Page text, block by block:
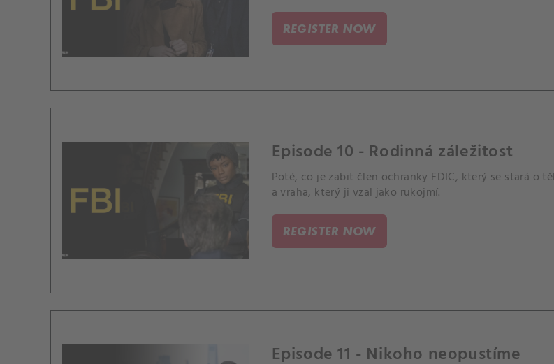
REGISTER NOW
Episode 10 - Rodinná záležitost
Poté, co je zabit člen ochranky FDIC, který se stará o
a vraha, který ji vzal jako rukojmí.
REGISTER NOW
Episode 11 - Nikoho neopustíme